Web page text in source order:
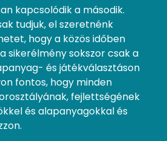
kapcsolódik a második.
tudjuk, el szeretnénk
hogy a közös időben
sikerélmény sokszor csak a
és játékválasztáson
fontos, hogy minden
fejlettségének
és alapanyagokkal és